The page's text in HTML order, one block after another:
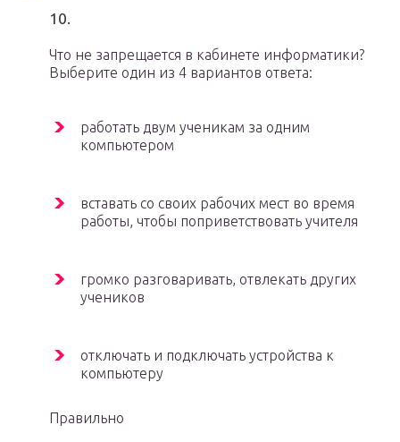
10.
Что не запрещается в кабинете информатики?
Выберите один из 4 вариантов ответа:
работать двум ученикам за одним
компьютером
вставать со своих рабочих мест во время
работы, чтобы поприветствовать учителя
громко разговаривать, отвлекать других
учеников
отключать и подключать устройства к
компьютеру
Правильно